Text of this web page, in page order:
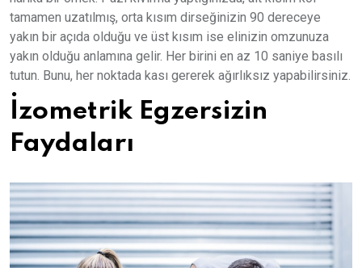
tamamen uzatılmış, orta kısım dirseğinizin 90 dereceye
yakın bir açıda olduğu ve üst kısım ise elinizin omzunuza
yakın olduğu anlamına gelir. Her birini en az 10 saniye basılı
tutun. Bunu, her noktada kası gererek ağırlıksız yapabilirsiniz.
İzometrik Egzersizin
Faydaları